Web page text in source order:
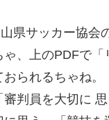
県サッカー協会
ゃ、上のPDFで「
られるちゃね。
判員を大切に